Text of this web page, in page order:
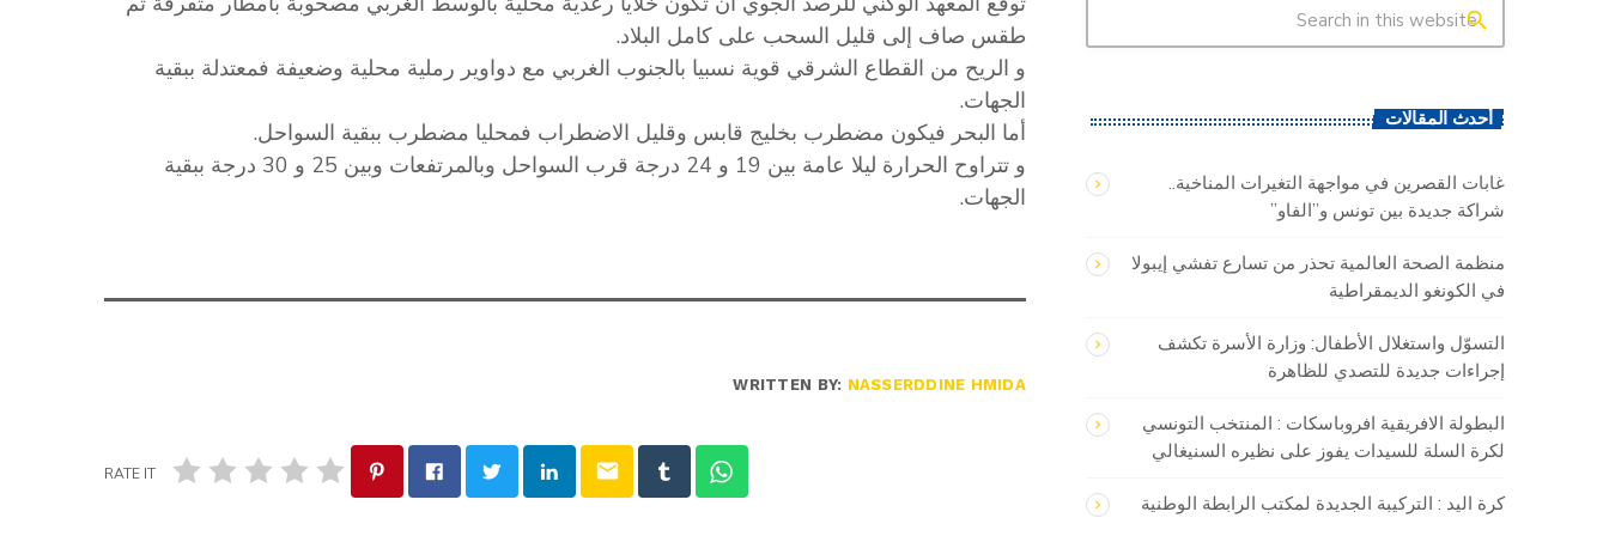
طقس صاف إلى قليل السحب على كامل البلاد.
و الريح من القطاع الشرقي قوية نسبيا بالجنوب الغربي مع دواوير رملية محلية وضعيفة فمعتدلة ببقية
الجهات.
أما البحر فيكون مضطرب بخليج قابس وقليل الاضطراب فمحليا مضطرب ببقية السواحل.
و تتراوح الحرارة ليلا عامة بين 19 و 24 درجة قرب السواحل وبالمرتفعات وبين 25 و 30 درجة ببقية
الجهات.
WRITTEN BY: NASSERDDINE HMIDA
email
RATE IT
search
أحدث المقالات
غابات القصرين في مواجهة التغيرات المناخية..
شراكة جديدة بين تونس و”الفاو”
منظمة الصحة العالمية تحذر من تسارع تفشي إيبولا
في الكونغو الديمقراطية
التسوّل واستغلال الأطفال: وزارة الأسرة تكشف
إجراءات جديدة للتصدي للظاهرة
البطولة الافريقية افروباسكات : المنتخب التونسي
لكرة السلة للسيدات يفوز على نظيره السنيغالي
كرة اليد : التركيبة الجديدة لمكتب الرابطة الوطنية